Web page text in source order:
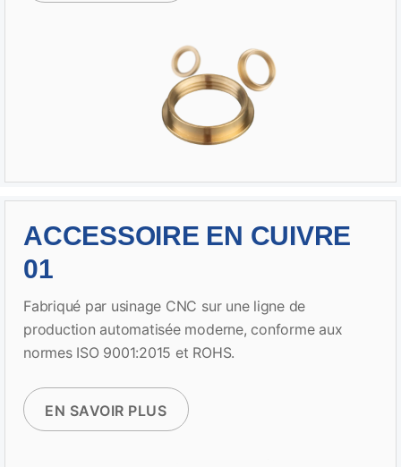
ACCESSOIRE EN CUIVRE
01
Fabriqué par usinage CNC sur une ligne de
production automatisée moderne, conforme aux
normes ISO 9001:2015 et ROHS.
EN SAVOIR PLUS